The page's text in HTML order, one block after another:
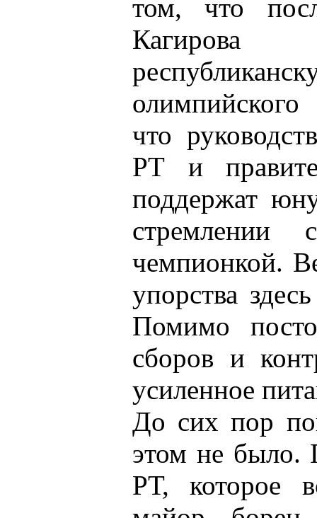
том, что
что
РТ и
поддержат
стремлении
чемпионкой.
упорства
Помимо
сборов и
усиленное
До сих пор
этом не
РТ, которое